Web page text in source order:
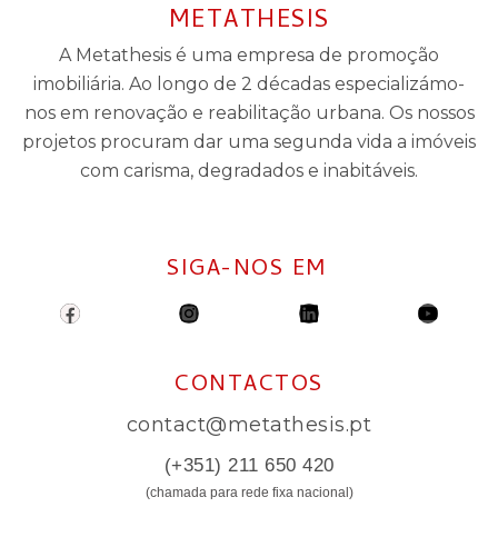
METATHESIS
A Metathesis é uma empresa de promoção
imobiliária. Ao longo de 2 décadas especializámo-
nos em renovação e reabilitação urbana. Os nossos
projetos procuram dar uma segunda vida a imóveis
com carisma, degradados e inabitáveis.
SIGA-NOS EM
Facebook Instagram Linkedin
CONTACTOS
contact@metathesis.pt
(+351) 211 650 420
(chamada para rede fixa nacional)